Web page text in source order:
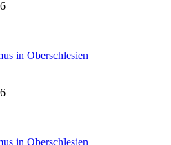
in Oberschlesien
in Oberschlesien